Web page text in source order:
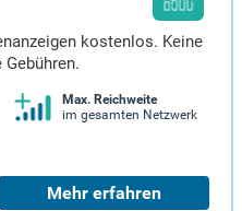
kostenlos. Keine
Max. Reichweite
im gesamten Netzwerk
Mehr erfahren